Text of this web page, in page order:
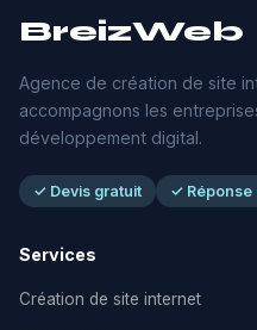
BreizWeb
Agence de création de site
accompagnons les
développement digital.
✓ Devis gratuit ✓ Réponse
Services
Création de site internet